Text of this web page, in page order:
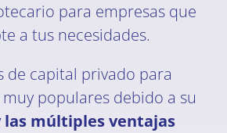
para empresas que
a tus necesidades.
de capital privado para
populares debido a su
múltiples ventajas